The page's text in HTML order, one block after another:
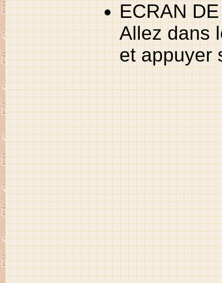
ECRAN
Allez dans
et appuyer